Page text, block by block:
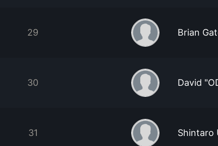
29 Brian
30 David
31 Shintaro